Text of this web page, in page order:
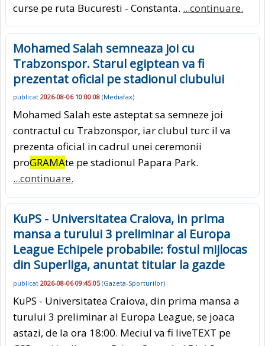
curse pe ruta Bucuresti - Constanta. ...continuare.
Mohamed Salah semneaza joi cu
Trabzonspor. Starul egiptean va fi
prezentat oficial pe stadionul clubului
publicat 2026-08-06 10:00:08 (Mediafax)
Mohamed Salah este asteptat sa semneze joi
contractul cu Trabzonspor, iar clubul turc il va
prezenta oficial in cadrul unei ceremonii
proGRAMAte pe stadionul Papara Park.
...continuare.
KuPS - Universitatea Craiova, in prima
mansa a turului 3 preliminar al Europa
League Echipele probabile: fostul mijlocas
din Superliga, anuntat titular la gazde
publicat 2026-08-06 09:45:05(Gazeta-Sporturilor)
KuPS - Universitatea Craiova, din prima mansa a
turului 3 preliminar al Europa League, se joaca
astazi, de la ora 18:00. Meciul va fi liveTEXT pe